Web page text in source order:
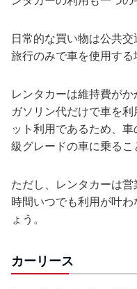
日常的な買い物は公共
旅行のみで車を使用する
レンタカーは維持費が
ガソリン代だけで車を
ット利用であるため、
級グレードの車に乗るこ
ただし、レンタカーは
時間いつでも利用が叶
ょう。
カーリース